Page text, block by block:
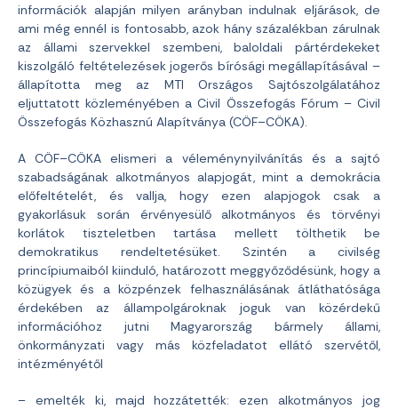
információk alapján milyen arányban indulnak eljárások, de
ami még ennél is fontosabb, azok hány százalékban zárulnak
az állami szervekkel szembeni, baloldali pártérdekeket
kiszolgáló feltételezések jogerős bírósági megállapításával –
állapította meg az MTI Országos Sajtószolgálatához
eljuttatott közleményében a Civil Összefogás Fórum – Civil
Összefogás Közhasznú Alapítványa (CÖF–CÖKA).
A CÖF–CÖKA elismeri a véleménynyilvánítás és a sajtó
szabadságának alkotmányos alapjogát, mint a demokrácia
előfeltételét, és vallja, hogy ezen alapjogok csak a
gyakorlásuk során érvényesülő alkotmányos és törvényi
korlátok tiszteletben tartása mellett tölthetik be
demokratikus rendeltetésüket. Szintén a civilség
princípiumaiból kiinduló, határozott meggyőződésünk, hogy a
közügyek és a közpénzek felhasználásának átláthatósága
érdekében az állampolgároknak joguk van közérdekű
információhoz jutni Magyarország bármely állami,
önkormányzati vagy más közfeladatot ellátó szervétől,
intézményétől
– emelték ki, majd hozzátették: ezen alkotmányos jog